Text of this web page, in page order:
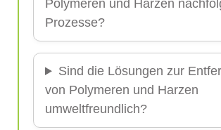
Polymeren und Harzen
Prozesse?
Sind die Lösungen zur
von Polymeren und Harzen
umweltfreundlich?